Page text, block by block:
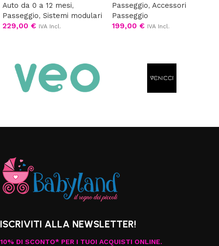
Auto da 0 a 12 mesi,
Passeggio, Sistemi modulari
229,00 € IVA Incl.
Passeggio, Accessori
Passeggio
199,00 € IVA Incl.
ISCRIVITI ALLA NEWSLETTER!
10% DI SCONTO* PER I TUOI ACQUISTI ONLINE.